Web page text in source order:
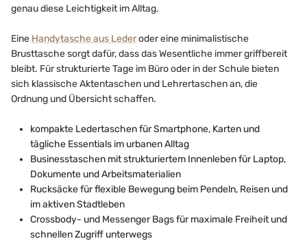
genau diese Leichtigkeit im Alltag.
Eine Handytasche aus Lederoder eine minimalistische
Brusttasche sorgt dafür, dass das Wesentliche immer griffbereit
bleibt. Für strukturierte Tage im Büro oder in der Schule bieten
sich klassische Aktentaschen und Lehrertaschen an, die
Ordnung und Übersicht schaffen.
kompakte Ledertaschen für Smartphone, Karten und
tägliche Essentials im urbanen Alltag
Businesstaschen mit strukturiertem Innenleben für Laptop,
Dokumente und Arbeitsmaterialien
Rucksäcke für flexible Bewegung beim Pendeln, Reisen und
im aktiven Stadtleben
Crossbody- und Messenger Bags für maximale Freiheit und
schnellen Zugriff unterwegs